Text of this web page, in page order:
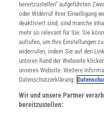
Datenschutz
Nutzungsbedingungen
Cookie-Einstellungen
Utiq verwalten
Nutzungsbasierte
Alle Artikel
Impressum
Angebote für Schulen
Angebote für Institutionen
bereitzustellen“ aufgeführten
oder Widerruf Ihrer Einwilligung
deaktiviert sind, sind manche
mehr so relevant für Sie. Sie
aufrufen, um Ihre Einstellungen
widerrufen, indem Sie auf den
unteren Rand der Webseite
unseres Website. Weitere
Datenschutzerklärung.
Wir und unsere Partner
bereitzustellen: